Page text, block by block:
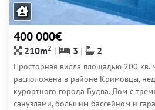
400 000€
210m2 3 2
Просторная вилла площадью 200 кв.
расположена в районе Кримовцы,
курортного города Будва. Дом с
санузлами, большим бассейном и